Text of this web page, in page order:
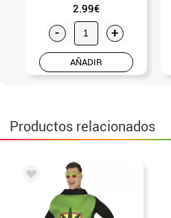
2.99€
- +
AÑADIR
Productos relacionados